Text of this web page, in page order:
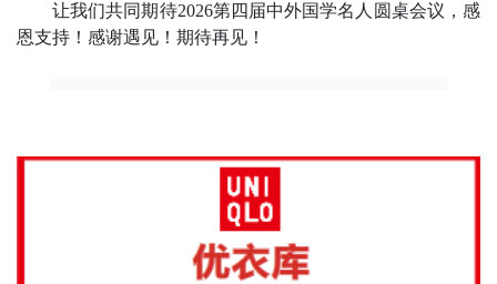
让我们共同期待2026第四届中外国学名人圆桌会议，感
恩支持！感谢遇见！期待再见！